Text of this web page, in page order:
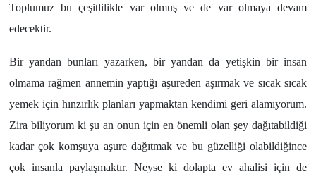
Toplumuz bu çeşitlilikle var olmuş ve de var olmaya devam
edecektir.
Bir yandan bunları yazarken, bir yandan da yetişkin bir insan
olmama rağmen annemin yaptığı aşureden aşırmak ve sıcak sıcak
yemek için hınzırlık planları yapmaktan kendimi geri alamıyorum.
Zira biliyorum ki şu an onun için en önemli olan şey dağıtabildiği
kadar çok komşuya aşure dağıtmak ve bu güzelliği olabildiğince
çok insanla paylaşmaktır. Neyse ki dolapta ev ahalisi için de